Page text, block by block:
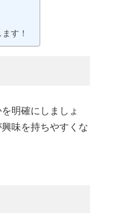
す！
明確にしましょ
味を持ちやすくな